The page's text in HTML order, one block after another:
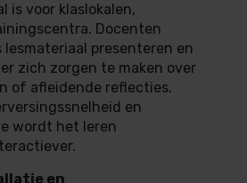
is voor klaslokalen,
Docenten
lesmateriaal presenteren en
zich zorgen te maken over
of afleidende reflecties.
en
wordt het leren
en